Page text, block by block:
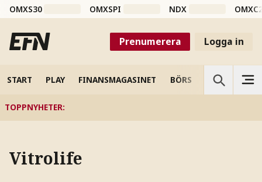
OMXS30 OMXSPI NDX
Prenumerera Logga in
START PLAY FINANSMAGASINET BÖRS VETENSKAP
TOPPNYHETER:
Vitrolife